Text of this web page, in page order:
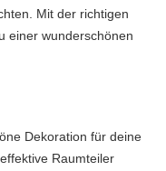
Mit der richtigen
einer wunderschönen
Dekoration für deine
Raumteiler